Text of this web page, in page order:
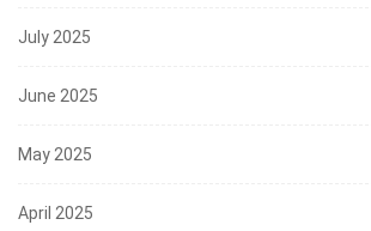
July 2025
June 2025
May 2025
April 2025